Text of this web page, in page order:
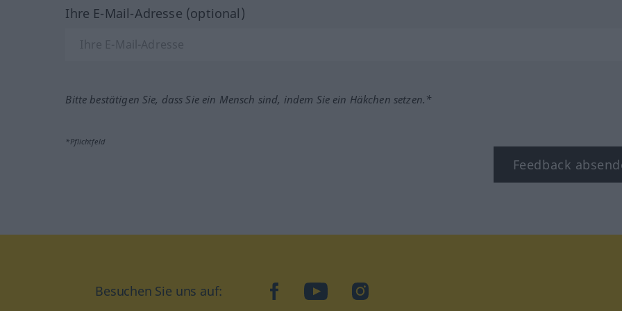
Ihre E-Mail-Adresse (optional)
Bitte bestätigen Sie, dass Sie ein Mensch sind, indem Sie ein Häkchen setzen.*
*Pflichtfeld
Feedback
Besuchen Sie uns auf: facebookYouTubeInstagram